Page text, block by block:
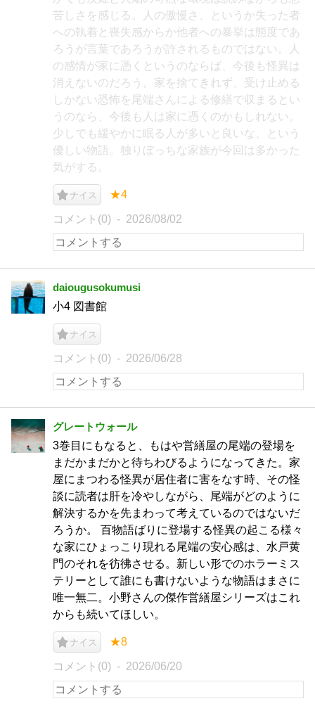
苦しさを感じる。人の傲慢さ、というか失った者
への執着と喪失感からか他者への暴挙は態度であ
ろうが言葉であろうが許されるものではない。人
の感情が家に憑くというのならば、今後も怪異は
消えないのだろう。家を捨てきれず、受け止める
しかない恐怖を尾端さんによる修繕で収まるとい
うのなら、今後も人は家に憑くのかもしれない。
少しでも緩やかに眠る人が多いと良いな、という
優しい物語。独りぼっちな家族が今回は多かった
気がする。
ナイス ★4
コメント(0) 2026/08/02
daiougusokumusi
小4 図書館
ナイス
コメント(0) 2026/06/28
グレートウォール
3巻目にもなると、もはや営繕屋の尾端の登場を
まだかまだかと待ちわびるようになってきた。家
屋にまつわる怪異が居住者に害をなす時、その怪
談に読者は肝を冷やしながら、尾端がどのように
解決するかを先まわって考えているのではないだ
ろうか。 百物語ばりに登場する怪異の起こる様々
な家にひょっこり現れる尾端の安心感は、水戸黄
門のそれを彷彿させる。新しい形でのホラーミス
テリーとして誰にも書けないような物語はまさに
唯一無二。小野さんの傑作営繕屋シリーズはこれ
からも続いてほしい。
ナイス ★8
コメント(0) 2026/06/20